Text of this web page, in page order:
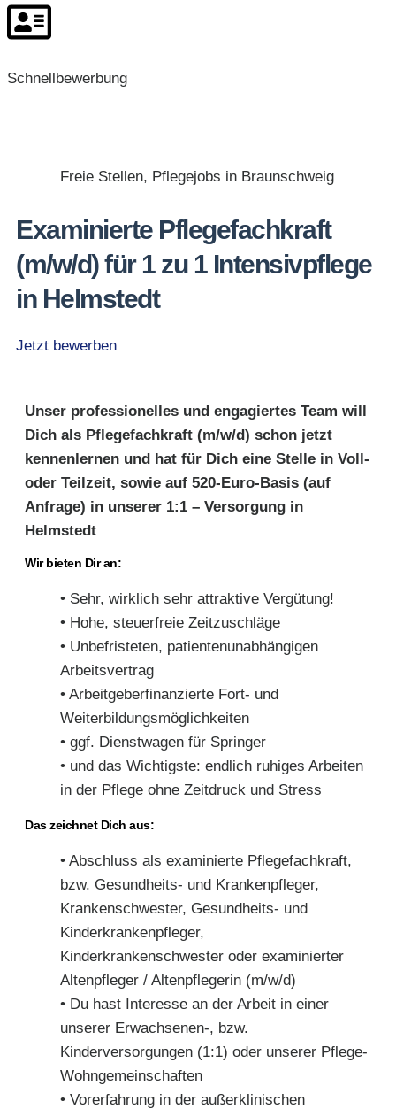
Schnellbewerbung
Freie Stellen, Pflegejobs in Braunschweig
Examinierte Pflegefachkraft
(m/w/d) für 1 zu 1 Intensivpflege
in Helmstedt
Jetzt bewerben
Unser professionelles und engagiertes Team will
Dich als Pflegefachkraft (m/w/d) schon jetzt
kennenlernen und hat für Dich eine Stelle in Voll-
oder Teilzeit, sowie auf 520-Euro-Basis (auf
Anfrage) in unserer 1:1 – Versorgung in
Helmstedt
Wir bieten Dir an:
• Sehr, wirklich sehr attraktive Vergütung!
• Hohe, steuerfreie Zeitzuschläge
• Unbefristeten, patientenunabhängigen
Arbeitsvertrag
• Arbeitgeberfinanzierte Fort- und
Weiterbildungsmöglichkeiten
• ggf. Dienstwagen für Springer
• und das Wichtigste: endlich ruhiges Arbeiten
in der Pflege ohne Zeitdruck und Stress
Das zeichnet Dich aus:
• Abschluss als examinierte Pflegefachkraft,
bzw. Gesundheits- und Krankenpfleger,
Krankenschwester, Gesundheits- und
Kinderkrankenpfleger,
Kinderkrankenschwester oder examinierter
Altenpfleger / Altenpflegerin (m/w/d)
• Du hast Interesse an der Arbeit in einer
unserer Erwachsenen-, bzw.
Kinderversorgungen (1:1) oder unserer Pflege-
Wohngemeinschaften
• Vorerfahrung in der außerklinischen